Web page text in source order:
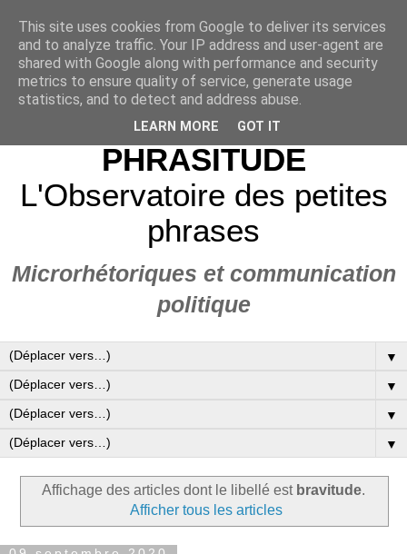
PHRASITUDE
L'Observatoire des petites
phrases
Microrhétoriques et communication
politique
▼
▼
▼
▼
Affichage des articles dont le libellé est bravitude.
Afficher tous les articles
This site uses cookies from Google to deliver its services
and to analyze traffic. Your IP address and user-agent are
shared with Google along with performance and security
metrics to ensure quality of service, generate usage
statistics, and to detect and address abuse.
LEARN MORE GOT IT